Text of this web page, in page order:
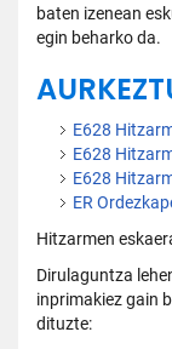
baten izenean
egin beharko da.
E628
E628
E628
ER
Hitzarmen
Dirulaguntza
inprimakiez gain
dituzte: